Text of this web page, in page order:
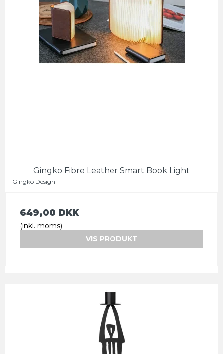
Gingko Fibre Leather Smart Book Light
Gingko Design
649,00 DKK
(inkl. moms)
VIS PRODUKT